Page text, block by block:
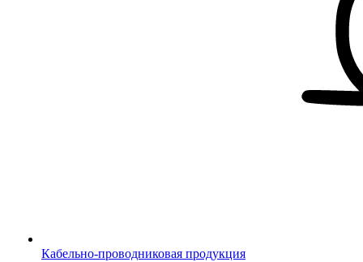
Кабельно-проводниковая продукция